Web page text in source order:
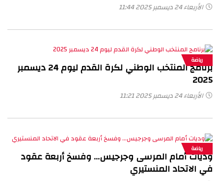
الأربعاء 24 ديسمبر 2025 11:44
رياضة برنامج المنتخب الوطني لكرة القدم ليوم 24 ديسمبر
2025
الأربعاء 24 ديسمبر 2025 11:21
رياضة
وديات أمام المرسى وجرجيس… وفسخ أربعة عقود
في الاتحاد المنستيري